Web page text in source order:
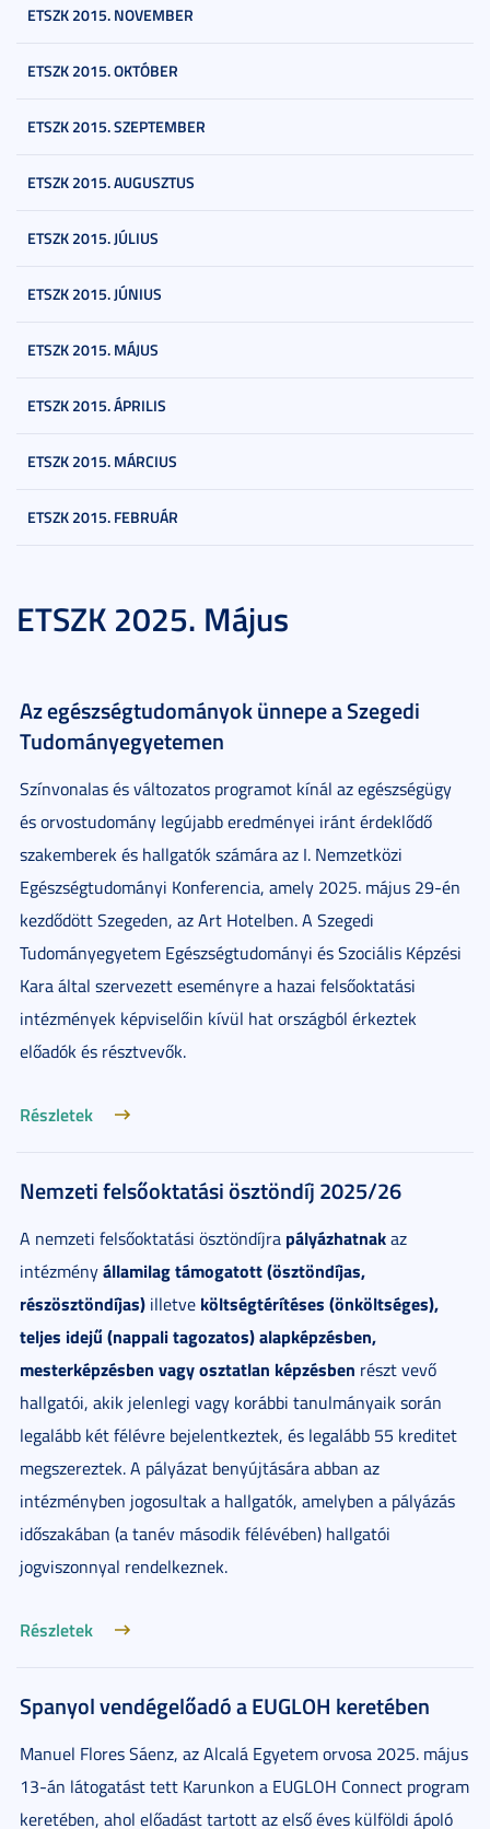
ETSZK 2015. NOVEMBER
ETSZK 2015. OKTÓBER
ETSZK 2015. SZEPTEMBER
ETSZK 2015. AUGUSZTUS
ETSZK 2015. JÚLIUS
ETSZK 2015. JÚNIUS
ETSZK 2015. MÁJUS
ETSZK 2015. ÁPRILIS
ETSZK 2015. MÁRCIUS
ETSZK 2015. FEBRUÁR
ETSZK 2025. Május
Az egészségtudományok ünnepe a Szegedi
Tudományegyetemen
Színvonalas és változatos programot kínál az egészségügy
és orvostudomány legújabb eredményei iránt érdeklődő
szakemberek és hallgatók számára az I. Nemzetközi
Egészségtudományi Konferencia, amely 2025. május 29-én
kezdődött Szegeden, az Art Hotelben. A Szegedi
Tudományegyetem Egészségtudományi és Szociális Képzési
Kara által szervezett eseményre a hazai felsőoktatási
intézmények képviselőin kívül hat országból érkeztek
előadók és résztvevők.
Részletek
Nemzeti felsőoktatási ösztöndíj 2025/26
A nemzeti felsőoktatási ösztöndíjra pályázhatnakaz
intézményállamilag támogatott (ösztöndíjas,
részösztöndíjas) illetve költségtérítéses (önköltséges),
teljes idejű (nappali tagozatos) alapképzésben,
mesterképzésben vagy osztatlan képzésben részt vevő
hallgatói, akik jelenlegi vagy korábbi tanulmányaik során
legalább két félévre bejelentkeztek, és legalább 55 kreditet
megszereztek. A pályázat benyújtására abban az
intézményben jogosultak a hallgatók, amelyben a pályázás
időszakában (a tanév második félévében) hallgatói
jogviszonnyal rendelkeznek.
Részletek
Spanyol vendégelőadó a EUGLOH keretében
Manuel Flores Sáenz, az Alcalá Egyetem orvosa 2025. május
13-án látogatást tett Karunkon a EUGLOH Connect program
keretében, ahol előadást tartott az első éves külföldi ápoló